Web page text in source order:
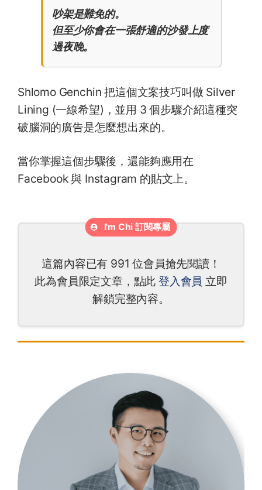
吵架是難免的。
但至少你會在一張舒適的沙發上度
過夜晚。
Shlomo Genchin 把這個文案技巧叫做 Silver
Lining (一線希望)，並用 3 個步驟介紹這種突
破腦洞的廣告是怎麼想出來的。
當你掌握這個步驟後，還能夠應用在
Facebook 與 Instagram 的貼文上。
這篇內容已有 991 位會員搶先閱讀！
此為會員限定文章，點此登入會員 立即
解鎖完整內容。